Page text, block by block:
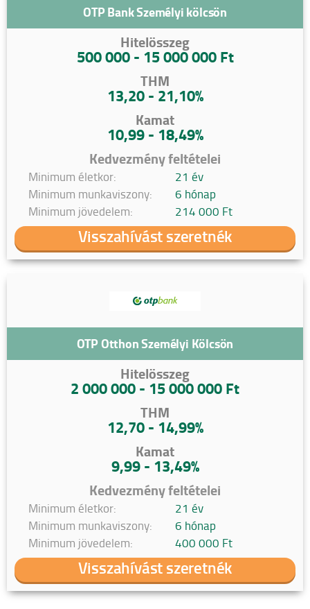
OTP Bank Személyi kölcsön
Hitelösszeg
500 000 - 15 000 000 Ft
THM
13,20 - 21,10%
Kamat
10,99 - 18,49%
Kedvezmény feltételei
Minimum életkor:
21 év
Minimum munkaviszony:
6 hónap
Minimum jövedelem:
214 000 Ft
Visszahívást szeretnék
OTP Otthon Személyi Kölcsön
Hitelösszeg
2 000 000 - 15 000 000 Ft
THM
12,70 - 14,99%
Kamat
9,99 - 13,49%
Kedvezmény feltételei
Minimum életkor:
21 év
Minimum munkaviszony:
6 hónap
Minimum jövedelem:
400 000 Ft
Visszahívást szeretnék